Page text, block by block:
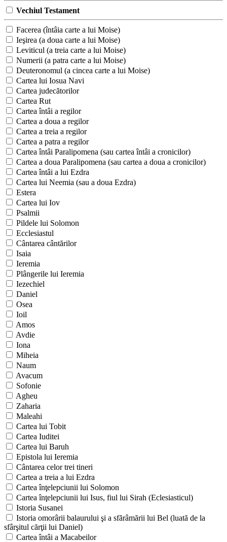
Vechiul Testament
Facerea (întâia carte a lui Moise)
Ieşirea (a doua carte a lui Moise)
Leviticul (a treia carte a lui Moise)
Numerii (a patra carte a lui Moise)
Deuteronomul (a cincea carte a lui Moise)
Cartea lui Iosua Navi
Cartea judecătorilor
Cartea Rut
Cartea întâi a regilor
Cartea a doua a regilor
Cartea a treia a regilor
Cartea a patra a regilor
Cartea întâi Paralipomena (sau cartea întâi a cronicilor)
Cartea a doua Paralipomena (sau cartea a doua a cronicilor)
Cartea întâi a lui Ezdra
Cartea lui Neemia (sau a doua Ezdra)
Estera
Cartea lui Iov
Psalmii
Pildele lui Solomon
Ecclesiastul
Cântarea cântărilor
Isaia
Ieremia
Plângerile lui Ieremia
Iezechiel
Daniel
Osea
Ioil
Amos
Avdie
Iona
Miheia
Naum
Avacum
Sofonie
Agheu
Zaharia
Maleahi
Cartea lui Tobit
Cartea Iuditei
Cartea lui Baruh
Epistola lui Ieremia
Cântarea celor trei tineri
Cartea a treia a lui Ezdra
Cartea înţelepciunii lui Solomon
Cartea înţelepciunii lui Isus, fiul lui Sirah (Eclesiasticul)
Istoria Susanei
Istoria omorârii balaurului şi a sfărâmării lui Bel (luată de la
sfârşitul cărţii lui Daniel)
Cartea întâi a Macabeilor